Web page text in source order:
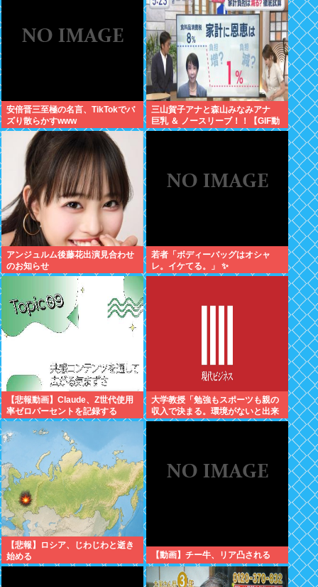
安倍晋三至極の名言、TikTokでバ
ズり散らかすwww
三山賀子アナと森山みなみアナ
巨乳 ＆ ノースリーブ！！【GIF動
画あり】
アンジュルム後藤花出演見合わせ
のお知らせ
若者「ボディーバッグはオシャ
レ。イケてる。」 ✨
【悲報動画】Claude、Z世代使用
率ゼロパーセントを記録する
大学教授「勉強もスポーツも親の
収入で決まる。環境がないと出来
るわけがない」
【悲報】ロシア、じわじわと逝き
始める
【動画】チー牛、リア凸される